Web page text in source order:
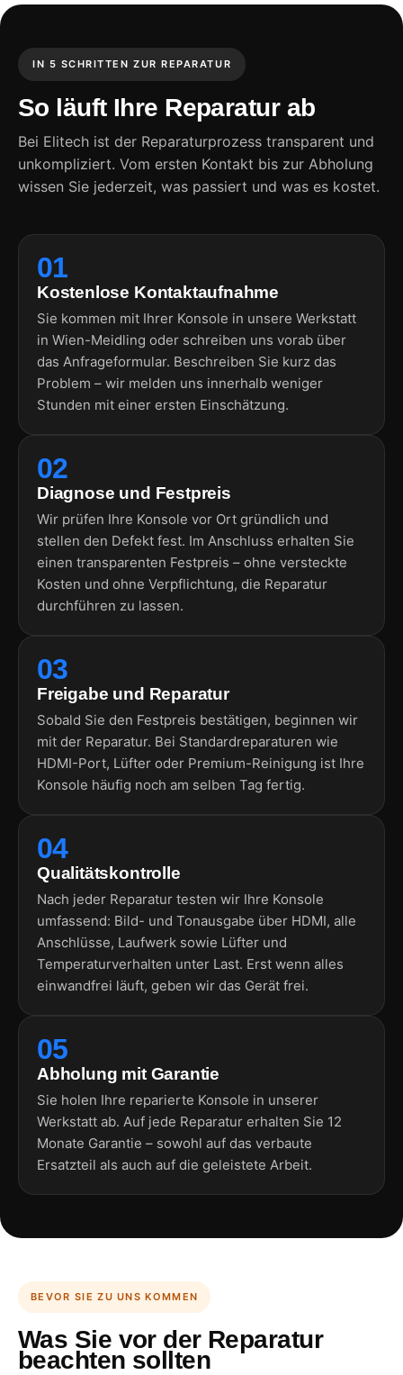
IN 5 SCHRITTEN ZUR REPARATUR
So läuft Ihre Reparatur ab
Bei Elitech ist der Reparaturprozess transparent und
unkompliziert. Vom ersten Kontakt bis zur Abholung
wissen Sie jederzeit, was passiert und was es kostet.
01
Kostenlose Kontaktaufnahme
Sie kommen mit Ihrer Konsole in unsere Werkstatt
in Wien-Meidling oder schreiben uns vorab über
das Anfrageformular. Beschreiben Sie kurz das
Problem – wir melden uns innerhalb weniger
Stunden mit einer ersten Einschätzung.
02
Diagnose und Festpreis
Wir prüfen Ihre Konsole vor Ort gründlich und
stellen den Defekt fest. Im Anschluss erhalten Sie
einen transparenten Festpreis – ohne versteckte
Kosten und ohne Verpflichtung, die Reparatur
durchführen zu lassen.
03
Freigabe und Reparatur
Sobald Sie den Festpreis bestätigen, beginnen wir
mit der Reparatur. Bei Standardreparaturen wie
HDMI-Port, Lüfter oder Premium-Reinigung ist Ihre
Konsole häufig noch am selben Tag fertig.
04
Qualitätskontrolle
Nach jeder Reparatur testen wir Ihre Konsole
umfassend: Bild- und Tonausgabe über HDMI, alle
Anschlüsse, Laufwerk sowie Lüfter und
Temperaturverhalten unter Last. Erst wenn alles
einwandfrei läuft, geben wir das Gerät frei.
05
Abholung mit Garantie
Sie holen Ihre reparierte Konsole in unserer
Werkstatt ab. Auf jede Reparatur erhalten Sie 12
Monate Garantie – sowohl auf das verbaute
Ersatzteil als auch auf die geleistete Arbeit.
BEVOR SIE ZU UNS KOMMEN
Was Sie vor der Reparatur
beachten sollten